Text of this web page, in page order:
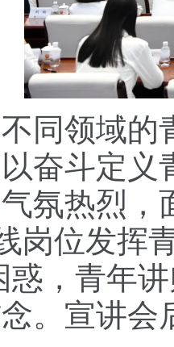
同领域的
奋斗定义
氛热烈，
岗位发挥
惑，青年
。宣讲会